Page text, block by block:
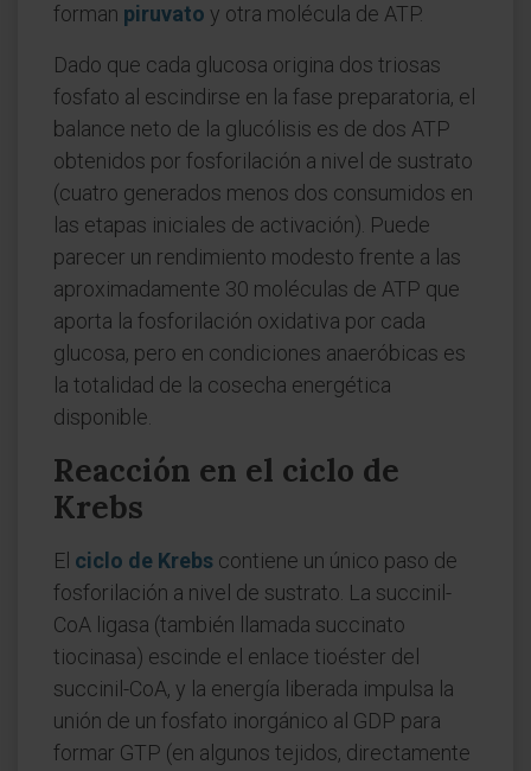
forman piruvato y otra molécula de ATP.
Dado que cada glucosa origina dos triosas
fosfato al escindirse en la fase preparatoria, el
balance neto de la glucólisis es de dos ATP
obtenidos por fosforilación a nivel de sustrato
(cuatro generados menos dos consumidos en
las etapas iniciales de activación). Puede
parecer un rendimiento modesto frente a las
aproximadamente 30 moléculas de ATP que
aporta la fosforilación oxidativa por cada
glucosa, pero en condiciones anaeróbicas es
la totalidad de la cosecha energética
disponible.
Reacción en el ciclo de
Krebs
El ciclo de Krebs contiene un único paso de
fosforilación a nivel de sustrato. La succinil-
CoA ligasa (también llamada succinato
tiocinasa) escinde el enlace tioéster del
succinil-CoA, y la energía liberada impulsa la
unión de un fosfato inorgánico al GDP para
formar GTP (en algunos tejidos, directamente